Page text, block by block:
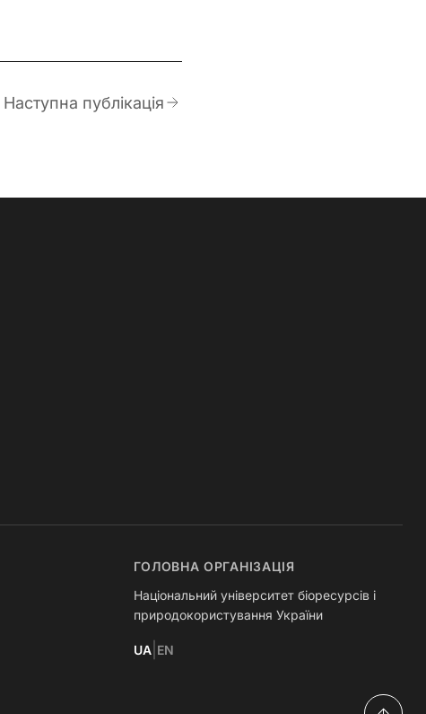
Наступна публікація
ГОЛОВНА ОРГАНІЗАЦІЯ
Національний університет біоресурсів і
природокористування України
UA| EN